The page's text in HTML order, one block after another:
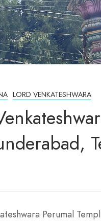
LORD VENKATESHWARA
Perumal